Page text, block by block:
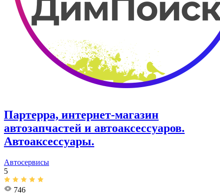
Партерра, интернет-магазин
автозапчастей и автоаксессуаров.
Автоаксессуары.
Автосервисы
5
746